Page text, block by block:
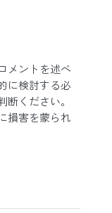
メントを述べ
に検討する必
ください。
損害を蒙られ